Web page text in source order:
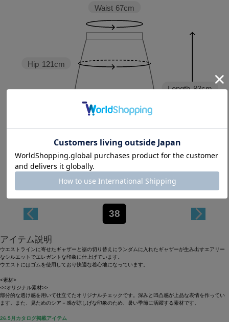
Length 83cm
Hip 121cm
Waist 67cm
38
アイテム説明
ウエストラインに寄せたギャザーと裾の切り替えにランダムに入れたギャザーが生み出すエアリー
なシルエットでエレガントな印象に仕上げています。
ウエストにはゴムを使用しており快適な着心地になっています。
<素材>
<<オリジナル素材>>
部分的な透け感を用いて仕立てたオリジナルチェックです。深みと凹凸感が上品な表情を作ってい
ます。また、見ためのシア－感が涼しげな印象のため、暑い季節に活躍する素材です。
26.5月カタログ掲載アイテム